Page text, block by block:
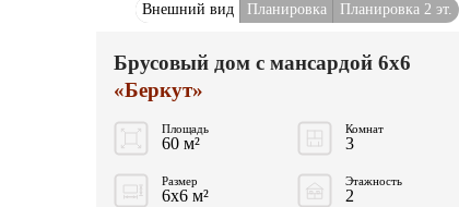
Внешний вид Планировка Планировка 2 эт.
Брусовый дом с мансардой 6x6
«Беркут»
Площадь
60 м²
Комнат
3
Размер
6x6 м²
Этажность
2